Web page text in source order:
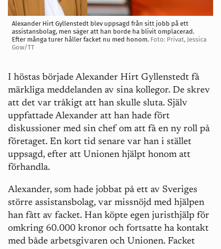
Alexander Hirt Gyllenstedt blev uppsagd från sitt jobb på ett
assistansbolag, men säger att han borde ha blivit omplacerad.
Efter många turer håller facket nu med honom. Foto: Privat, Jessica
Gow/TT
I höstas började Alexander Hirt Gyllenstedt få
märkliga meddelanden av sina kollegor. De skrev
att det var tråkigt att han skulle sluta. Själv
uppfattade Alexander att han hade fört
diskussioner med sin chef om att få en ny roll på
företaget. En kort tid senare var han i stället
uppsagd, efter att Unionen hjälpt honom att
förhandla.
Alexander, som hade jobbat på ett av Sveriges
större assistansbolag, var missnöjd med hjälpen
han fått av facket. Han köpte egen juristhjälp för
omkring 60.000 kronor och fortsatte ha kontakt
med både arbetsgivaren och Unionen. Facket